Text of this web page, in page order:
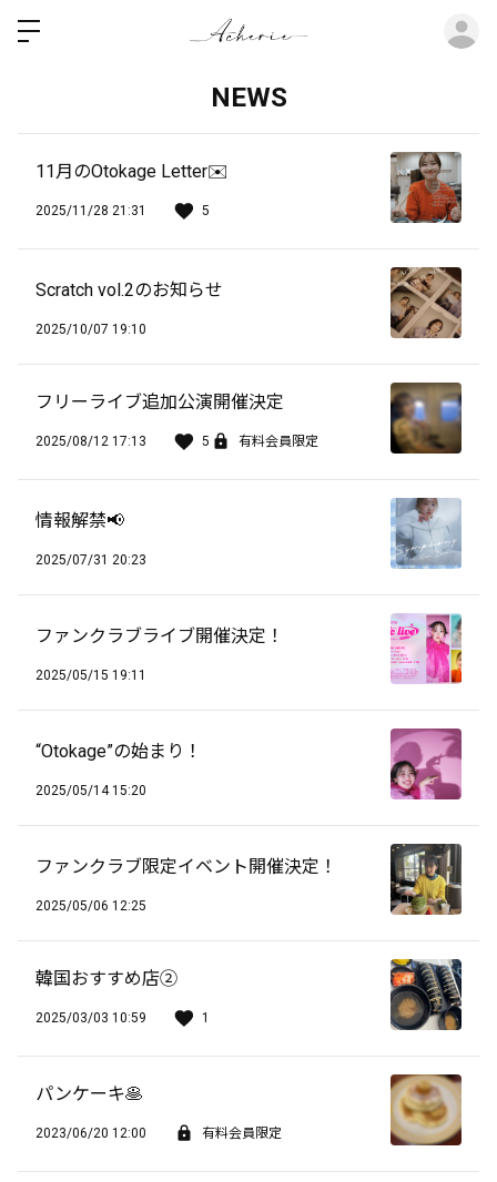
NEWS
11月のOtokage Letter✉️
2025/11/28 21:31 5
Scratch vol.2のお知らせ
2025/10/07 19:10
フリーライブ追加公演開催決定
2025/08/12 17:13 5 有料会員限定
情報解禁📢
2025/07/31 20:23
ファンクラブライブ開催決定！
2025/05/15 19:11
“Otokage”の始まり！
2025/05/14 15:20
ファンクラブ限定イベント開催決定！
2025/05/06 12:25
韓国おすすめ店②
2025/03/03 10:59 1
パンケーキ🥞
2023/06/20 12:00 有料会員限定